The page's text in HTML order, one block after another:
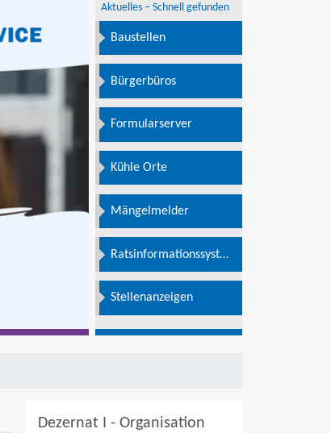
Aktuelles – Schnell gefunden
Baustellen
Bürgerbüros
Formularserver
Kühle Orte
Mängelmelder
Ratsinformationssystem
Stellenanzeigen
Dezernat I - Organisation